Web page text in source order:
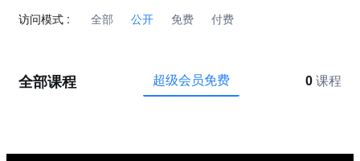
访问模式 : 全部 公开 免费 付费
全部课程 超级会员免费 0 课程